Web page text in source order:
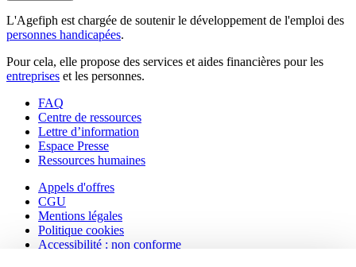
L'Agefiph est chargée de soutenir le développement de l'emploi des
personnes handicapées.
Pour cela, elle propose des services et aides financières pour les
entreprises et les personnes.
FAQ
Centre de ressources
Lettre d’information
Espace Presse
Ressources humaines
Appels d'offres
CGU
Mentions légales
Politique cookies
Accessibilité : non conforme